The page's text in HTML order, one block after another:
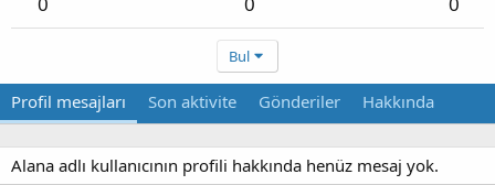
Bul
Profil mesajları Son aktivite Gönderiler Hakkında
Alana adlı kullanıcının profili hakkında henüz mesaj yok.